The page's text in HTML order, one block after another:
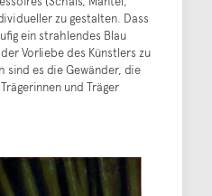
zu gestalten. Dass
ein strahlendes Blau
Vorliebe des Künstlers zu
sind es die Gewänder, die
und Träger